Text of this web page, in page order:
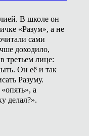
В школе он
«Разум», а не
сами
доходило,
третьем лице:
Он её и так
Разуму.
а
делал?».